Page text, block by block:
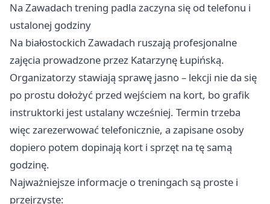
Na Zawadach trening padla zaczyna się od telefonu i
ustalonej godziny
Na białostockich Zawadach ruszają profesjonalne
zajęcia prowadzone przez Katarzynę Łupińską.
Organizatorzy stawiają sprawę jasno – lekcji nie da się
po prostu dołożyć przed wejściem na kort, bo grafik
instruktorki jest ustalany wcześniej. Termin trzeba
więc zarezerwować telefonicznie, a zapisane osoby
dopiero potem dopinają kort i sprzęt na tę samą
godzinę.
Najważniejsze informacje o treningach są proste i
przejrzyste: